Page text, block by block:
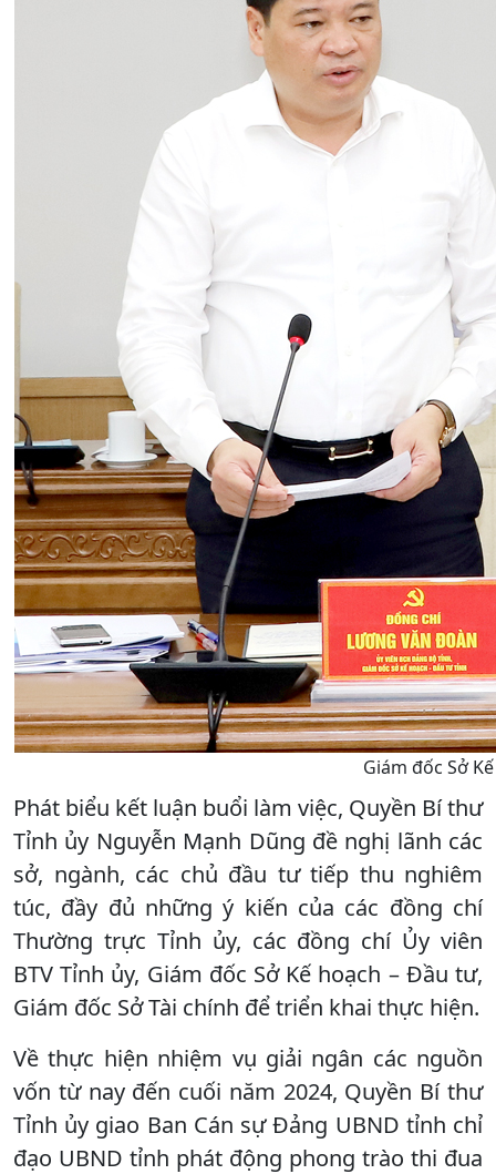
Giám đốc Sở
Phát biểu kết luận buổi làm việc, Quyền Bí thư
Tỉnh ủy Nguyễn Mạnh Dũng đề nghị lãnh các
sở, ngành, các chủ đầu tư tiếp thu nghiêm
túc, đầy đủ những ý kiến của các đồng chí
Thường trực Tỉnh ủy, các đồng chí Ủy viên
BTV Tỉnh ủy, Giám đốc Sở Kế hoạch – Đầu tư,
Giám đốc Sở Tài chính để triển khai thực hiện.
Về thực hiện nhiệm vụ giải ngân các nguồn
vốn từ nay đến cuối năm 2024, Quyền Bí thư
Tỉnh ủy giao Ban Cán sự Đảng UBND tỉnh chỉ
đạo UBND tỉnh phát động phong trào thi đua